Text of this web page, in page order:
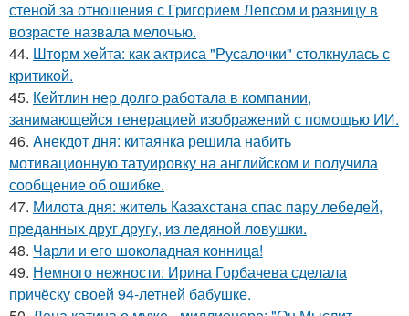
стеной за отношения с Григорием Лепсом и разницу в
возрасте назвала мелочью.
44. Шторм хейта: как актриса "Русалочки" столкнулась с
критикой.
45. Кейтлин нер долго работала в компании,
занимающейся генерацией изображений с помощью ИИ.
46. Aнекдот дня: китаянка решила набить
мотивационную татуировку на английском и получила
сообщение об ошибке.
47. Милота дня: житель Казахстана спас пару лебедей,
преданных друг другу, из ледяной ловушки.
48. Чарли и его шоколадная конница!
49. Немного нежности: Ирина Горбачева сделала
причёску своей 94-летней бабушке.